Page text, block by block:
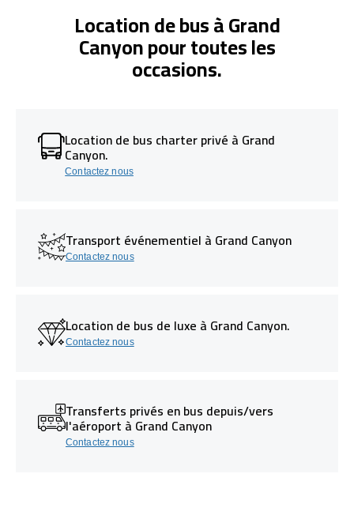
Location de bus à Grand
Canyon pour toutes les
occasions.
Location de bus charter privé à Grand
Canyon.
Contactez nous
Transport événementiel à Grand Canyon
Contactez nous
Location de bus de luxe à Grand Canyon.
Contactez nous
Transferts privés en bus depuis/vers
l'aéroport à Grand Canyon
Contactez nous